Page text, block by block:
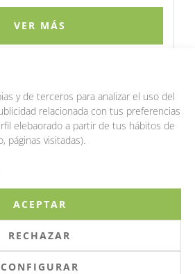
y de terceros para analizar el uso del
relacionada con tus preferencias
elebaorado a partir de tus hábitos de
páginas visitadas).
ACEPTAR
RECHAZAR
CONFIGURAR
VER MÁS
INFRAESTRUCTURAS
|PRIVACIDAD
|CANAL ÉTICO